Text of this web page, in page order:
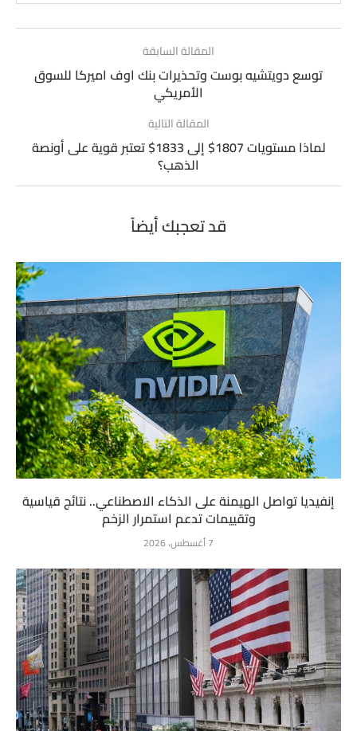
المقالة السابقة
توسع دويتشيه بوست وتحذيرات بنك اوف اميركا للسوق
الأمريكي
المقالة التالية
لماذا مستويات 1807$ إلى 1833$ تعتبر قوية على أونصة
الذهب؟
قد تعجبك أيضاً
إنفيديا تواصل الهيمنة على الذكاء الاصطناعي.. نتائج قياسية
وتقييمات تدعم استمرار الزخم
7 أغسطس، 2026